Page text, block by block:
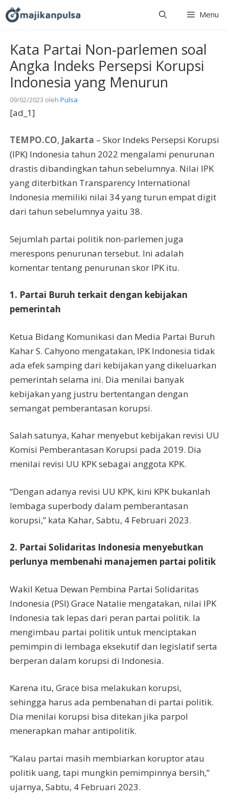
Langsung
ke
Menu
Kata Partai Non-parlemen soal
Angka Indeks Persepsi Korupsi
Indonesia yang Menurun
09/02/2023 oleh Pulsa
[ad_1]
TEMPO.CO, Jakarta – Skor Indeks Persepsi Korupsi
(IPK) Indonesia tahun 2022 mengalami penurunan
drastis dibandingkan tahun sebelumnya. Nilai IPK
yang diterbitkan Transparency International
Indonesia memiliki nilai 34 yang turun empat digit
dari tahun sebelumnya yaitu 38.
Sejumlah partai politik non-parlemen juga
merespons penurunan tersebut. Ini adalah
komentar tentang penurunan skor IPK itu.
1. Partai Buruh terkait dengan kebijakan
pemerintah
Ketua Bidang Komunikasi dan Media Partai Buruh
Kahar S. Cahyono mengatakan, IPK Indonesia tidak
ada efek samping dari kebijakan yang dikeluarkan
pemerintah selama ini. Dia menilai banyak
kebijakan yang justru bertentangan dengan
semangat pemberantasan korupsi.
Salah satunya, Kahar menyebut kebijakan revisi UU
Komisi Pemberantasan Korupsi pada 2019. Dia
menilai revisi UU KPK sebagai anggota KPK.
“Dengan adanya revisi UU KPK, kini KPK bukanlah
lembaga superbody dalam pemberantasan
korupsi,” kata Kahar, Sabtu, 4 Februari 2023.
2. Partai Solidaritas Indonesia menyebutkan
perlunya membenahi manajemen partai politik
Wakil Ketua Dewan Pembina Partai Solidaritas
Indonesia (PSI) Grace Natalie mengatakan, nilai IPK
Indonesia tak lepas dari peran partai politik. Ia
mengimbau partai politik untuk menciptakan
pemimpin di lembaga eksekutif dan legislatif serta
berperan dalam korupsi di Indonesia.
Karena itu, Grace bisa melakukan korupsi,
sehingga harus ada pembenahan di partai politik.
Dia menilai korupsi bisa ditekan jika parpol
menerapkan mahar antipolitik.
“Kalau partai masih membiarkan koruptor atau
politik uang, tapi mungkin pemimpinnya bersih,”
ujarnya, Sabtu, 4 Februari 2023.